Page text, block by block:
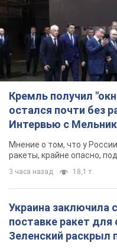
Кремль получил
остался почти без
Интервью с
Мнение о том, что у
ракеты, крайне опасно,
3 часа назад 18,1 т.
Украина заключила
поставке ракет
Зеленский раскрыл